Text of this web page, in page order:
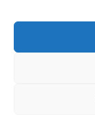
Redakční kodex